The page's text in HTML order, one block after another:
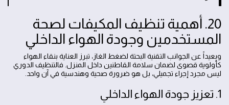
20. أهمية تنظيف المكيفات لصحة
المستخدمين وجودة الهواء الداخلي
وبعيداً عن الجوانب التقنية البحتة لضغط الغاز، تبرز العناية بنقاء الهواء
كأولوية قصوى لضمان سلامة القاطنين داخل المنزل. فالتنظيف الدوري
ليس مجرد إجراء تجميلي، بل هو ضرورة صحية وهندسية في آن واحد.
1. تعزيز جودة الهواء الداخلي